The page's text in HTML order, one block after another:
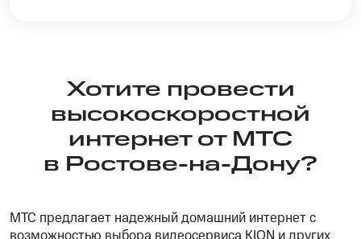
Хотите провести
высокоскоростной
интернет от МТС
в Ростове-на-Дону?
МТС предлагает надежный домашний интернет с
возможностью выбора видеосервиса KION и других